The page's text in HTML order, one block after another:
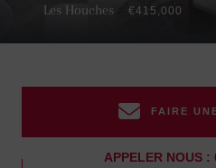
Les Houches €415,000
FAIRE
APPELER NOUS :